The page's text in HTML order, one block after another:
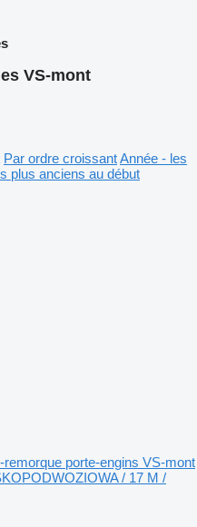
VS-mont
Par ordre croissantAnnée - les
plus anciens au début
remorque porte-engins VS-mont
/ 17 M /